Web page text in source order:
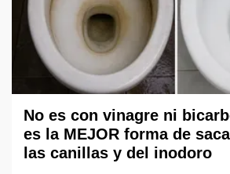
No es con vinagre ni
es la MEJOR forma de
las canillas y del inodoro